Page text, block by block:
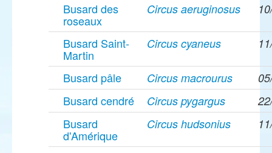
Busard des
roseaux
Circus aeruginosus
Busard Saint-
Martin
Circus cyaneus
Busard pâle Circus macrourus
Busard cendré Circus pygargus
Busard
d'Amérique
Circus hudsonius